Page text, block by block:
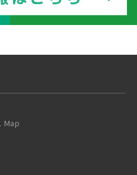
検索する
]
Map